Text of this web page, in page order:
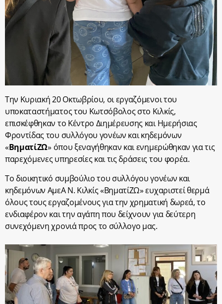
Την Κυριακή 20 Οκτωβρίου, οι εργαζόμενοι του
υποκαταστήματος του Κωτσόβολος στο Κιλκίς,
επισκέφθηκαν το Κέντρο Διημέρευσης και Ημερήσιας
Φροντίδας του συλλόγου γονέων και κηδεμόνων
«ΒηματίΖΩ» όπου ξεναγήθηκαν και ενημερώθηκαν για τις
παρεχόμενες υπηρεσίες και τις δράσεις του φορέα.
Το διοικητικό συμβούλιο του συλλόγου γονέων και
κηδεμόνων ΑμεΑ Ν. Κιλκίς «ΒηματίΖΩ» ευχαριστεί θερμά
όλους τους εργαζομένους για την χρηματική δωρεά, το
ενδιαφέρον και την αγάπη που δείχνουν για δεύτερη
συνεχόμενη χρονιά προς το σύλλογο μας.